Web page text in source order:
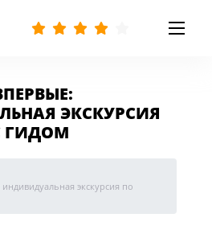
ЭКСКУРСИЯ
ГИДОМ
экскурсия по